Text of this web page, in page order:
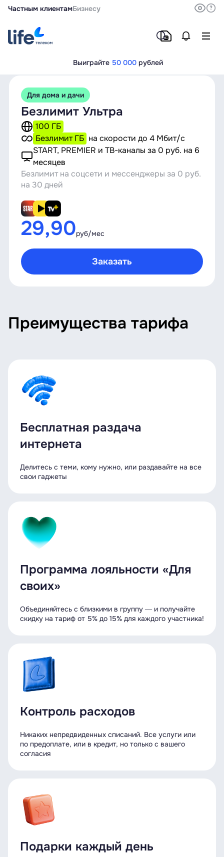
Частным клиентамБизнесу
Выиграйте 50 000 рублей
Для дома и дачи
Безлимит Ультра
100 ГБ
Безлимит ГБ на скорости до 4 Мбит/с
START, PREMIER и ТВ-каналы за 0 руб. на 6
месяцев
Безлимит на соцсети и мессенджеры за 0 руб.
на 30 дней
29,90руб/мес
Заказать
Преимущества тарифа
Бесплатная раздача
интернета
Делитесь с теми, кому нужно, или раздавайте на все
свои гаджеты
Программа лояльности «Для
своих»
Объединяйтесь с близкими в группу ― и получайте
скидку на тариф от 5% до 15% для каждого участника!
Контроль расходов
Никаких непредвиденных списаний. Все услуги или
по предоплате, или в кредит, но только с вашего
согласия
Подарки каждый день